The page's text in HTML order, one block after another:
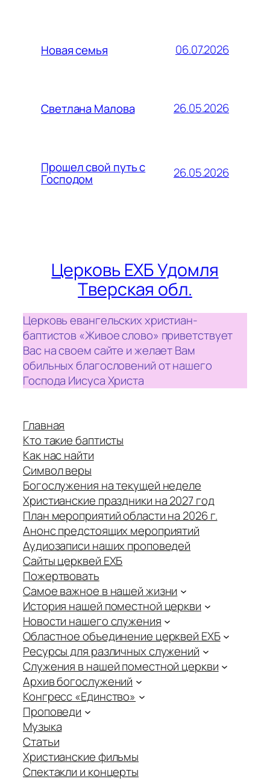
Новая семья 06.07.2026
Светлана Малова 26.05.2026
Прошел свой путь с
Господом 26.05.2026
Церковь ЕХБ Удомля
Тверская обл.
Церковь евангельских христиан-
баптистов «Живое слово» приветствует
Вас на своем сайте и желает Вам
обильных благословений от нашего
Господа Иисуса Христа
Главная
Кто такие баптисты
Как нас найти
Символ веры
Богослужения на текущей неделе
Христианские праздники на 2027 год
План мероприятий области на 2026 г.
Анонс предстоящих мероприятий
Аудиозаписи наших проповедей
Сайты церквей ЕХБ
Пожертвовать
Самое важное в нашей жизни
История нашей поместной церкви
Новости нашего служения
Областное объединение церквей ЕХБ
Ресурсы для различных служений
Служения в нашей поместной церкви
Архив богослужений
Конгресс «Единство»
Проповеди
Музыка
Статьи
Христианские фильмы
Спектакли и концерты